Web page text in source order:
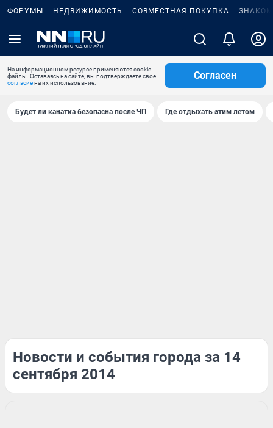
ФОРУМЫ НЕДВИЖИМОСТЬ СОВМЕСТНАЯ ПОКУПКА
На информационном ресурсе применяются cookie-
файлы. Оставаясь на сайте, вы подтверждаете свое
согласиена их использование.
Согласен
Будет ли канатка безопасна после ЧП Где отдыхать этим летом
Новости и события города за 14
сентября 2014